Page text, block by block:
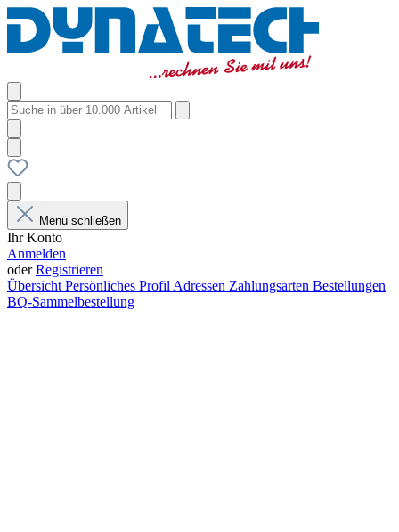
Menü schließen
Ihr Konto
Anmelden
oderRegistrieren
Übersicht Persönliches Profil Adressen Zahlungsarten Bestellungen
BQ-Sammelbestellung